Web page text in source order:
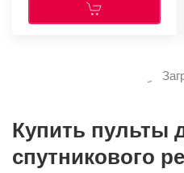
Купить пульты
спутникового